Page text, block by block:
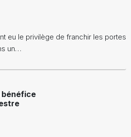
eu le privilège de franchir les portes
un…
bénéfice